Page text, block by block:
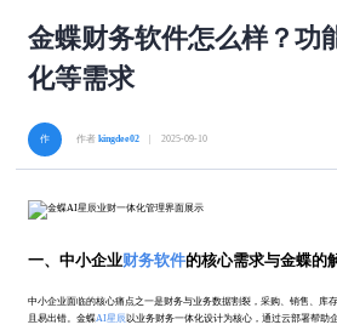
金蝶财务软件怎么样？功
化等需求
作者kingdee02 | 2025-09-10
一、中小企业财务软件的核心需求与金蝶的
中小企业面临的核心痛点之一是财务与业务数据割裂，采购、销售、库
且易出错。金蝶AI星辰 以业务财务一体化设计为核心，通过云部署帮助